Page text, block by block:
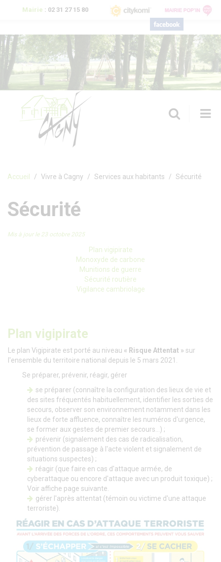
Mairie : 02 31 27 15 80
Formulaire de recherche
Accueil Vivre à Cagny Services aux habitants Sécurité
Sécurité
Mis à jour le 23 octobre 2025
Plan vigipirate
Monoxyde de carbone
Munitions de guerre
Sécurité routière
Vigilance cambriolage
Plan vigipirate
Le plan Vigipirate est porté au niveau « Risque Attentat » sur
l'ensemble du territoire national depuis le 5 mars 2021.
Se préparer, prévenir, réagir, gérer
se préparer (connaître la configuration des lieux de vie et
des sites fréquentés habituellement, identifier les sorties de
secours, observer son environnement notamment dans les
lieux de forte affluence, connaître les numéros d'urgence,
se former aux gestes de premier secours...) ;
prévenir (signalement des cas de radicalisation,
prévention de passage à l'acte violent et signalement de
situations suspectes) ;
réagir (que faire en cas d'attaque armée, de
cyberattaque ou encore d'attaque avec un produit toxique) ;
Voir affiche page suivante.
gérer l'après attentat (témoin ou victime d'une attaque
terroriste).